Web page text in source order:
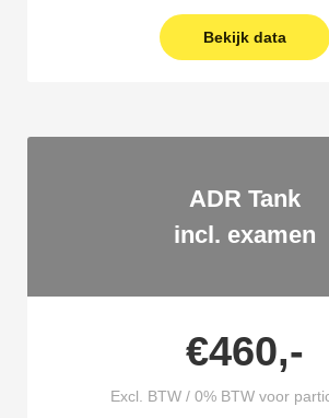
Bekijk data
ADR Tank
incl. examen
€460,-
Excl. BTW / 0% BTW voor